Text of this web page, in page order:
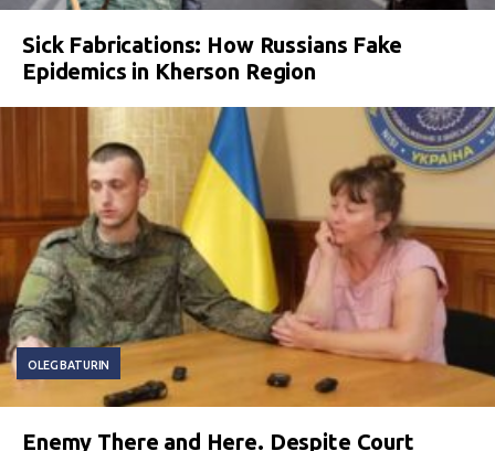
Sick Fabrications: How Russians Fake
Epidemics in Kherson Region
OLEG BATURIN
Enemy There and Here. Despite Court